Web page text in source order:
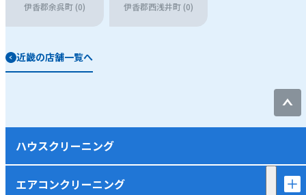
伊香郡余呉町 (0) 伊香郡西浅井町 (0)
近畿の店舗一覧へ
ハウスクリーニング
エアコンクリーニング